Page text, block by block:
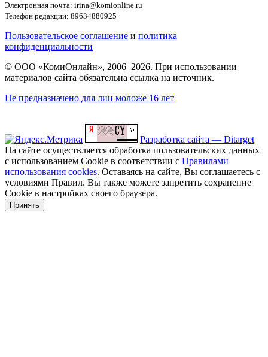
Электронная почта: irina@komionline.ru
Телефон редакции: 89634880925
Пользовательское соглашение и политика
конфиденциальности
© ООО «КомиОнлайн», 2006–2026. При использовании
материалов сайта обязательна ссылка на источник.
Не предназначено для лиц моложе 16 лет
Разработка сайта — Ditarget
На сайте осуществляется обработка пользовательских данных
с использованием Cookie в соответствии с Правилами
использования cookies. Оставаясь на сайте, Вы соглашаетесь с
условиями Правил. Вы также можете запретить сохранение
Cookie в настройках своего браузера.
Принять